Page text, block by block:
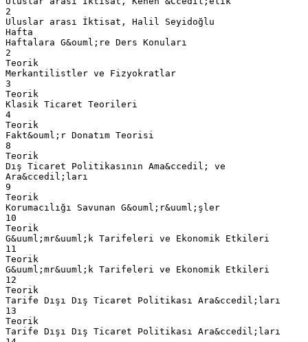
2
Uluslar arası İktisat, Halil Seyidoğlu
Hafta
Haftalara G&ouml;re Ders Konuları
2
Teorik
Merkantilistler ve Fizyokratlar
3
Teorik
Klasik Ticaret Teorileri
4
Teorik
Fakt&ouml;r Donatım Teorisi
8
Teorik
Dış Ticaret Politikasının Ama&ccedil; ve
Ara&ccedil;ları
9
Teorik
Korumacılığı Savunan G&ouml;r&uuml;şler
10
Teorik
G&uuml;mr&uuml;k Tarifeleri ve Ekonomik Etkileri
11
Teorik
G&uuml;mr&uuml;k Tarifeleri ve Ekonomik Etkileri
12
Teorik
Tarife Dışı Dış Ticaret Politikası Ara&ccedil;ları
13
Teorik
Tarife Dışı Dış Ticaret Politikası Ara&ccedil;ları